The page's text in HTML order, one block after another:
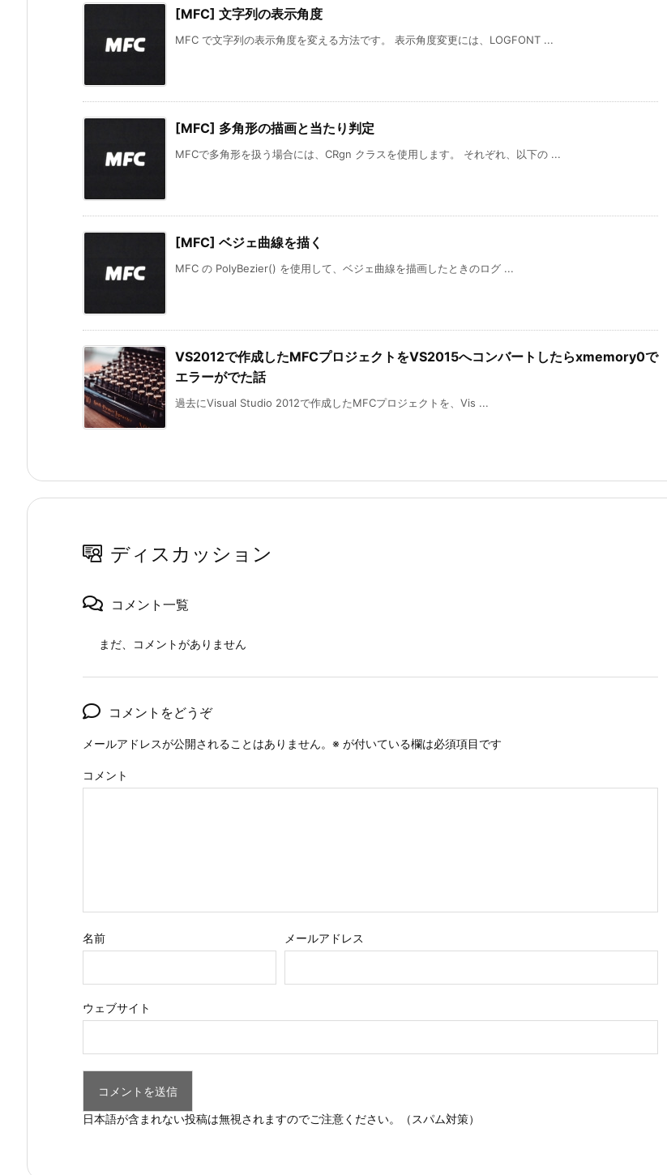
[MFC] 文字列の表示角度
MFC で文字列の表示角度を変える方法です。 表示角度変更には、LOGFONT ...
[MFC] 多角形の描画と当たり判定
MFCで多角形を扱う場合には、CRgn クラスを使用します。 それぞれ、以下の ...
[MFC] ベジェ曲線を描く
MFC の PolyBezier() を使用して、ベジェ曲線を描画したときのログ ...
VS2012で作成したMFCプロジェクトをVS2015へコンバートしたらxmemory0で
エラーがでた話
過去にVisual Studio 2012で作成したMFCプロジェクトを、Vis ...
ディスカッション
コメント一覧
まだ、コメントがありません
コメントをどうぞ
メールアドレスが公開されることはありません。 ※ が付いている欄は必須項目です
コメント
名前 メールアドレス
ウェブサイト
日本語が含まれない投稿は無視されますのでご注意ください。（スパム対策）